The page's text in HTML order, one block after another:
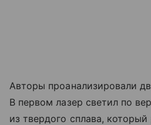
Авторы проанализировали
В первом лазер светил по
из твердого сплава, который